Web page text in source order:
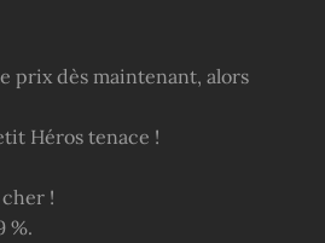
prix dès maintenant, alors
Héros tenace !
!
%.